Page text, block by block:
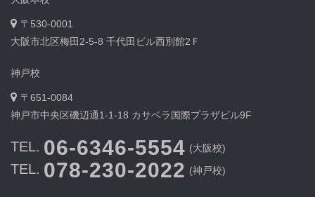
〒530-0001
大阪市北区梅田2-5-8 千代田ビル西別館2Ｆ
神戸校
〒651-0084
神戸市中央区磯辺通1-1-18 カサベラ国際プラザビル9F
TEL. 06-6346-5554 (大阪校)
TEL. 078-230-2022 (神戸校)